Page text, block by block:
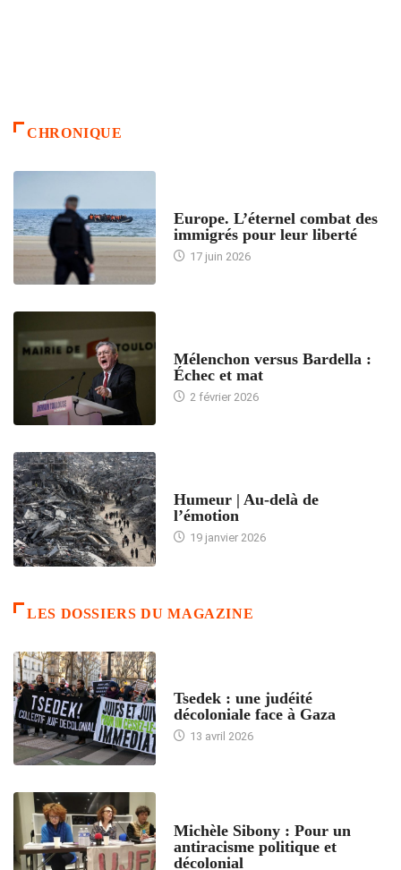
CHRONIQUE
Europe. L’éternel combat des
immigrés pour leur liberté
17 juin 2026
Mélenchon versus Bardella :
Échec et mat
2 février 2026
Humeur | Au-delà de
l’émotion
19 janvier 2026
LES DOSSIERS DU MAGAZINE
Tsedek : une judéité
décoloniale face à Gaza
13 avril 2026
Michèle Sibony : Pour un
antiracisme politique et
décolonial